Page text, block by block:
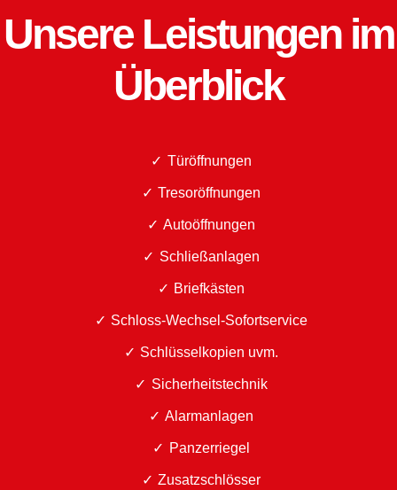
Unsere Leistungen im
Überblick
Türöffnungen
Tresoröffnungen
Autoöffnungen
Schließanlagen
Briefkästen
Schloss-Wechsel-Sofortservice
Schlüsselkopien uvm.
Sicherheitstechnik
Alarmanlagen
Panzerriegel
Zusatzschlösser